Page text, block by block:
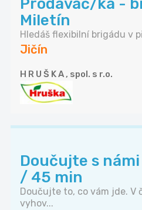
Prodavač/ka -
Miletín
Hledáš flexibilní brigádu v
Jičín
H R U Š K A , spol. s r.o.
Doučujte s
/ 45 min
Doučujte to, co vám jde. V
vyhov...